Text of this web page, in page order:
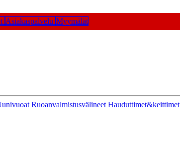
Asiakaspalvelu Myymälät
Ruoanvalmistusvälineet Hauduttimet&keittimet